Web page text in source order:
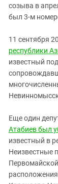
созыва в
был 3-м
11 сентября
республики
известный
Еще один
Атабиев был
известный в
Неизвестные